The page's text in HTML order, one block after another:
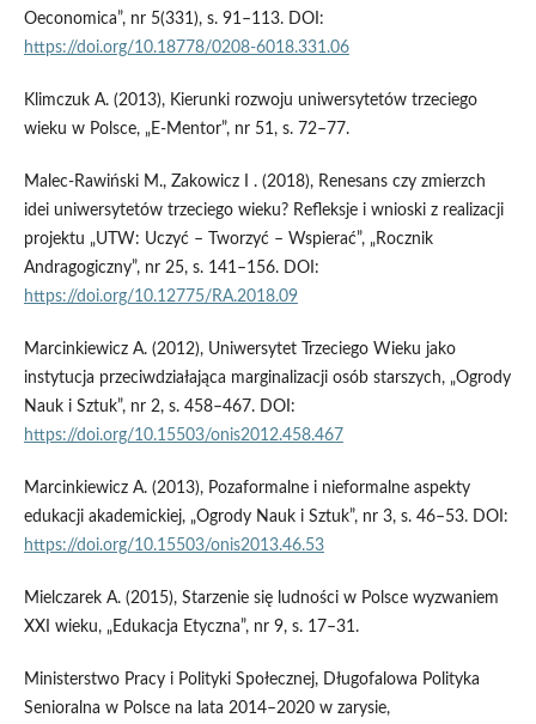
Oeconomica”, nr 5(331), s. 91–113. DOI:
https://doi.org/10.18778/0208-6018.331.06
Klimczuk A. (2013), Kierunki rozwoju uniwersytetów trzeciego
wieku w Polsce, „E-Mentor”, nr 51, s. 72–77.
Malec-Rawiński M., Zakowicz I . (2018), Renesans czy zmierzch
idei uniwersytetów trzeciego wieku? Refleksje i wnioski z realizacji
projektu „UTW: Uczyć – Tworzyć – Wspierać”, „Rocznik
Andragogiczny”, nr 25, s. 141–156. DOI:
https://doi.org/10.12775/RA.2018.09
Marcinkiewicz A. (2012), Uniwersytet Trzeciego Wieku jako
instytucja przeciwdziałająca marginalizacji osób starszych, „Ogrody
Nauk i Sztuk”, nr 2, s. 458–467. DOI:
https://doi.org/10.15503/onis2012.458.467
Marcinkiewicz A. (2013), Pozaformalne i nieformalne aspekty
edukacji akademickiej, „Ogrody Nauk i Sztuk”, nr 3, s. 46–53. DOI:
https://doi.org/10.15503/onis2013.46.53
Mielczarek A. (2015), Starzenie się ludności w Polsce wyzwaniem
XXI wieku, „Edukacja Etyczna”, nr 9, s. 17–31.
Ministerstwo Pracy i Polityki Społecznej, Długofalowa Polityka
Senioralna w Polsce na lata 2014–2020 w zarysie,